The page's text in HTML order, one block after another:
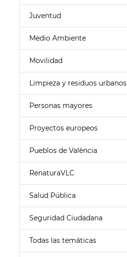
Juventud
Medio Ambiente
Movilidad
Limpieza y residuos urbanos
Personas mayores
Proyectos europeos
Pueblos de València
RenaturaVLC
Salud Pública
Seguridad Ciudadana
Todas las temáticas